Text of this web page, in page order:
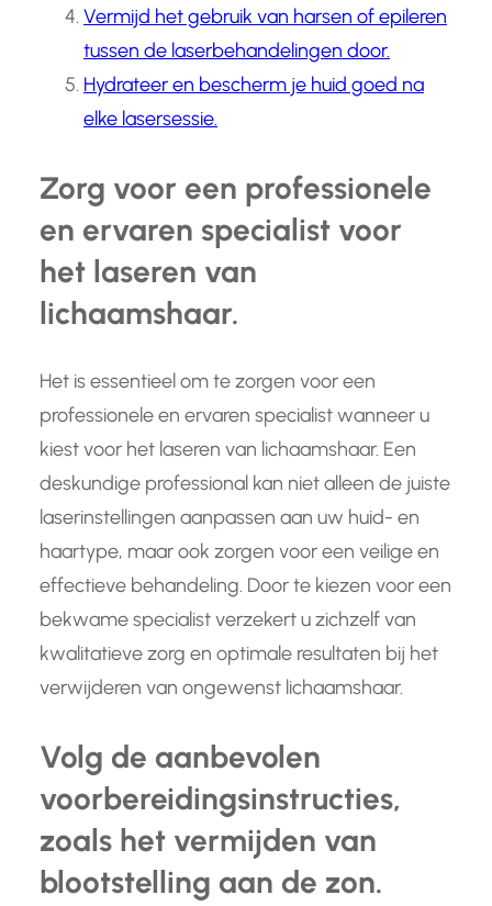
Vermijd het gebruik van harsen of epileren
tussen de laserbehandelingen door.
Hydrateer en bescherm je huid goed na
elke lasersessie.
Zorg voor een professionele
en ervaren specialist voor
het laseren van
lichaamshaar.
Het is essentieel om te zorgen voor een
professionele en ervaren specialist wanneer u
kiest voor het laseren van lichaamshaar. Een
deskundige professional kan niet alleen de juiste
laserinstellingen aanpassen aan uw huid- en
haartype, maar ook zorgen voor een veilige en
effectieve behandeling. Door te kiezen voor een
bekwame specialist verzekert u zichzelf van
kwalitatieve zorg en optimale resultaten bij het
verwijderen van ongewenst lichaamshaar.
Volg de aanbevolen
voorbereidingsinstructies,
zoals het vermijden van
blootstelling aan de zon.